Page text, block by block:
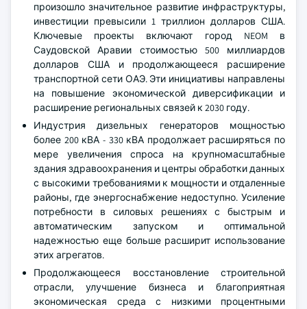
произошло значительное развитие инфраструктуры,
инвестиции превысили 1 триллион долларов США.
Ключевые проекты включают город NEOM в
Саудовской Аравии стоимостью 500 миллиардов
долларов США и продолжающееся расширение
транспортной сети ОАЭ. Эти инициативы направлены
на повышение экономической диверсификации и
расширение региональных связей к 2030 году.
Индустрия дизельных генераторов мощностью
более 200 кВА - 330 кВА продолжает расширяться по
мере увеличения спроса на крупномасштабные
здания здравоохранения и центры обработки данных
с высокими требованиями к мощности и отдаленные
районы, где энергоснабжение недоступно. Усиление
потребности в силовых решениях с быстрым и
автоматическим запуском и оптимальной
надежностью еще больше расширит использование
этих агрегатов.
Продолжающееся восстановление строительной
отрасли, улучшение бизнеса и благоприятная
экономическая среда с низкими процентными